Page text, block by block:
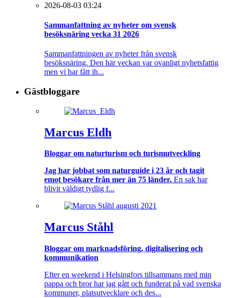
2026-08-03 03:24
Sammanfattning av nyheter om svensk
besöksnäring vecka 31 2026
Sammanfattningen av nyheter från svensk
besöksnäring. Den här veckan var ovanligt nyhetsfattig
men vi har fått ih...
Gästbloggare
Marcus Eldh
Bloggar om naturturism och turismutveckling
Jag har jobbat som naturguide i 23 år och tagit
emot besökare från mer än 75 länder. En sak har
blivit väldigt tydlig f...
Marcus Ståhl
Bloggar om marknadsföring, digitalisering och
kommunikation
Efter en weekend i Helsingfors tillsammans med min
pappa och bror har jag gått och funderat på vad svenska
kommuner, platsutvecklare och des...